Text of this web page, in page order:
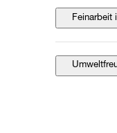
Feinarbeit